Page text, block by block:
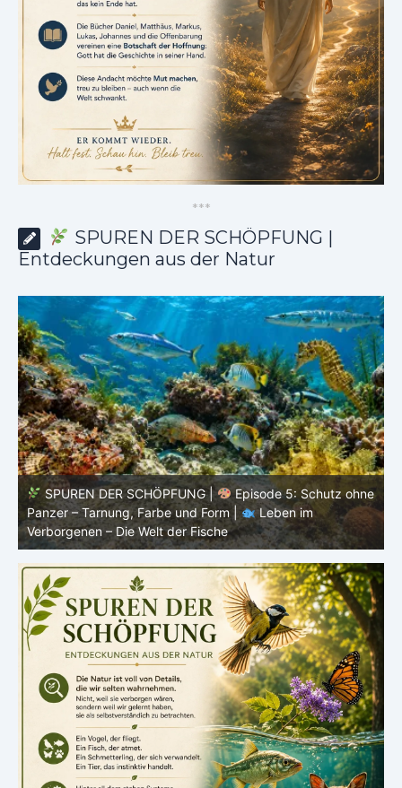
***
SPUREN DER SCHÖPFUNG |
Entdeckungen aus der Natur
SPUREN DER SCHÖPFUNG |
Episode 4: Kalt, aber
lebendig – Leben ohne konstante Körpertemperatur |
Leben im Verborgenen – Die Welt der Fische